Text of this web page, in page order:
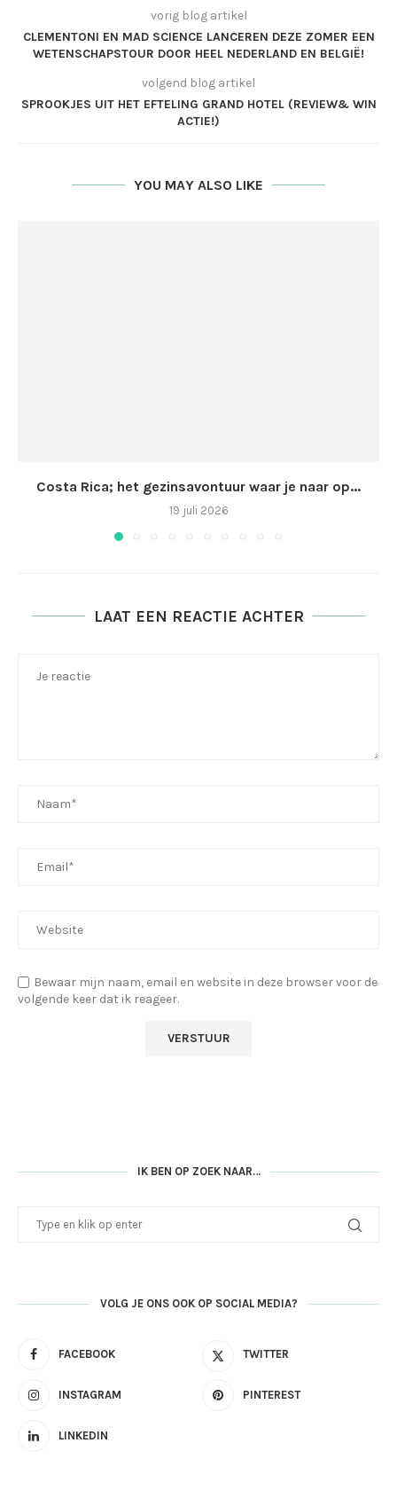
vorig blog artikel
CLEMENTONI EN MAD SCIENCE LANCEREN DEZE ZOMER EEN
WETENSCHAPSTOUR DOOR HEEL NEDERLAND EN BELGIË!
volgend blog artikel
SPROOKJES UIT HET EFTELING GRAND HOTEL (REVIEW& WIN
ACTIE!)
YOU MAY ALSO LIKE
Costa Rica; het gezinsavontuur waar je naar op...
19 juli 2026
LAAT EEN REACTIE ACHTER
Bewaar mijn naam, email en website in deze browser voor de
volgende keer dat ik reageer.
IK BEN OP ZOEK NAAR…
VOLG JE ONS OOK OP SOCIAL MEDIA?
FACEBOOK TWITTER
INSTAGRAM PINTEREST
LINKEDIN